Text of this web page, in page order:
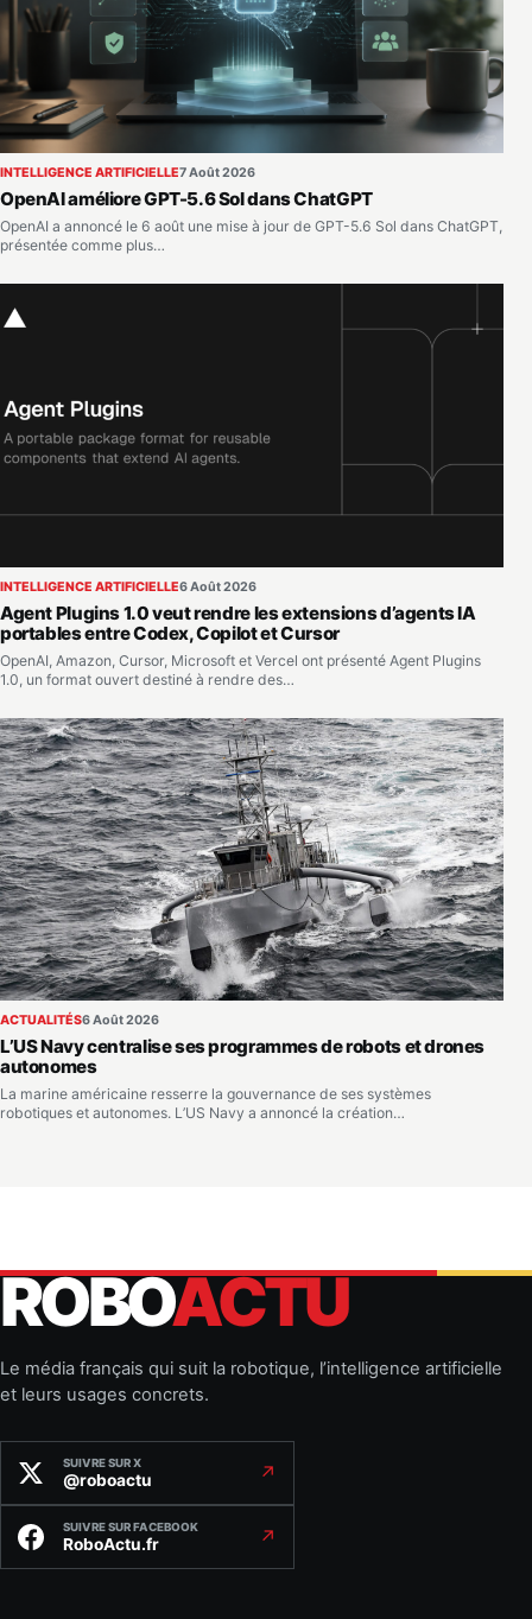
INTELLIGENCE ARTIFICIELLE7 Août 2026
OpenAI améliore GPT-5.6 Sol dans ChatGPT
OpenAI a annoncé le 6 août une mise à jour de GPT-5.6 Sol dans ChatGPT,
présentée comme plus…
INTELLIGENCE ARTIFICIELLE6 Août 2026
Agent Plugins 1.0 veut rendre les extensions d’agents IA
portables entre Codex, Copilot et Cursor
OpenAI, Amazon, Cursor, Microsoft et Vercel ont présenté Agent Plugins
1.0, un format ouvert destiné à rendre des…
ACTUALITÉS6 Août 2026
L’US Navy centralise ses programmes de robots et drones
autonomes
La marine américaine resserre la gouvernance de ses systèmes
robotiques et autonomes. L’US Navy a annoncé la création…
ROBOACTU
Le média français qui suit la robotique, l’intelligence artificielle
et leurs usages concrets.
SUIVRE SUR X
@roboactu ↗
SUIVRE SUR FACEBOOK
RoboActu.fr ↗